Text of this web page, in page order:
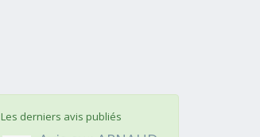
Les derniers avis publiés